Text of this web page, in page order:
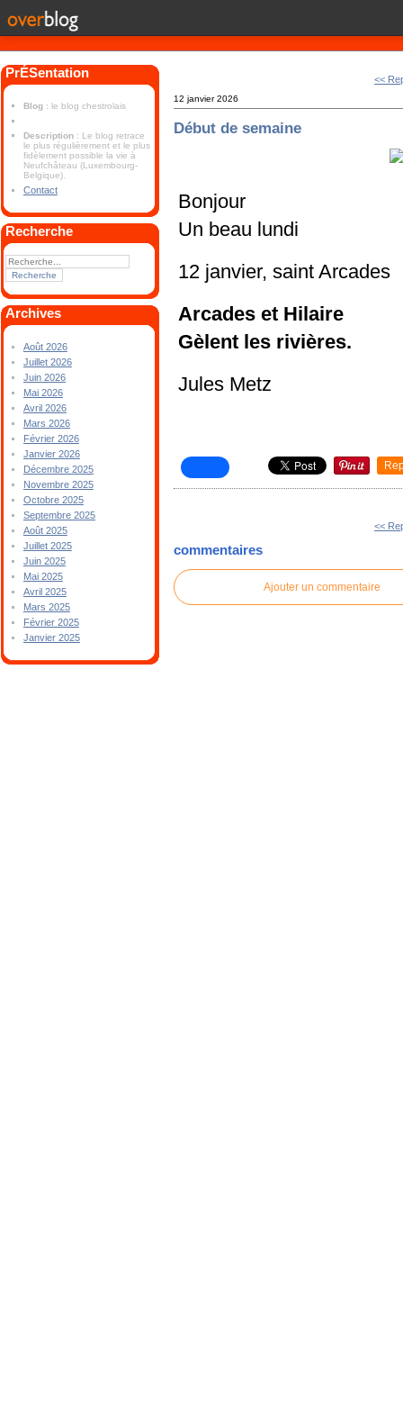
PrÉSentation
Blog : le blog chestrolais
Description : Le blog retrace
le plus régulièrement et le plus
fidèlement possible la vie à
Neufchâteau (Luxembourg-
Belgique).
Contact
Recherche
Archives
Août 2026
Juillet 2026
Juin 2026
Mai 2026
Avril 2026
Mars 2026
Février 2026
Janvier 2026
Décembre 2025
Novembre 2025
Octobre 2025
Septembre 2025
Août 2025
Juillet 2025
Juin 2025
Mai 2025
Avril 2025
Mars 2025
Février 2025
Janvier 2025
<<
12 janvier 2026
Début de semaine
Bonjour
Un beau lundi
12 janvier, saint Arcades
Arcades et Hilaire
Gèlent les rivières.
Jules Metz
<<
commentaires
Ajouter un commentaire